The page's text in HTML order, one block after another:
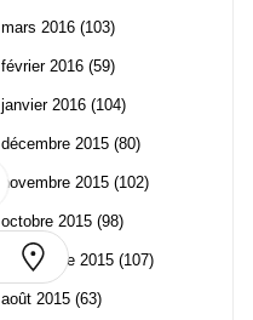
mars 2016 (103)
février 2016 (59)
janvier 2016 (104)
décembre 2015 (80)
novembre 2015 (102)
octobre 2015 (98)
septembre 2015 (107)
août 2015 (63)